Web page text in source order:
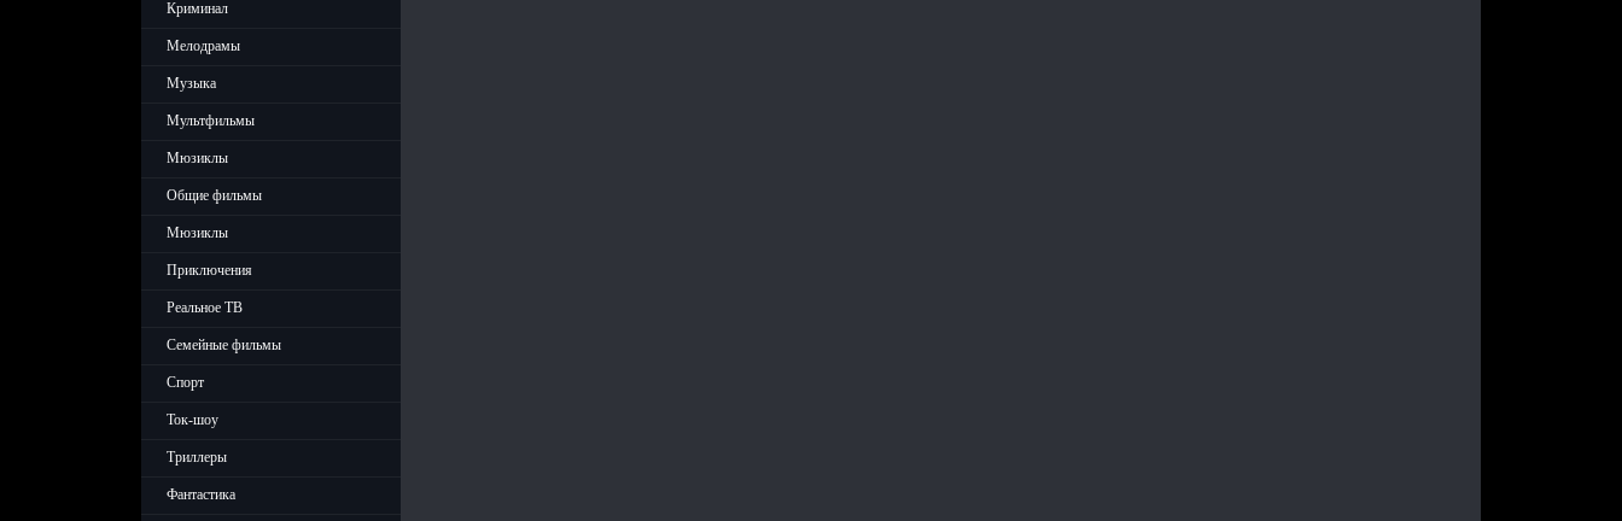
Криминал
Мелодрамы
Музыка
Мультфильмы
Мюзиклы
Общие фильмы
Мюзиклы
Приключения
Реальное ТВ
Семейные фильмы
Спорт
Ток-шоу
Триллеры
Фантастика